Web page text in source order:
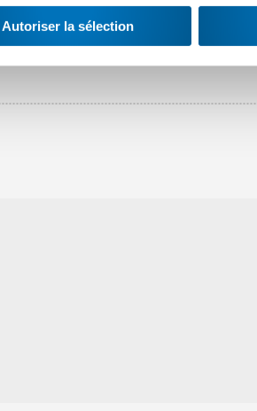
Autoriser la sélection